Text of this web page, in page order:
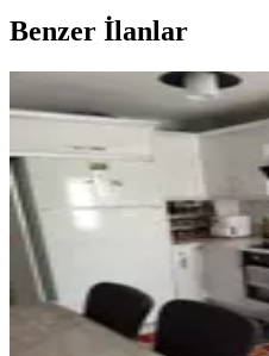
Benzer İlanlar
YENİ
Temiz
Merkez,
·130 m²
17.750 ₺
Salih Erden